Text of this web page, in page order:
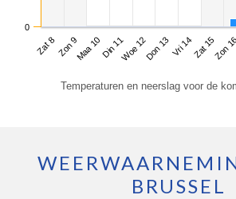
Zat 8Zon 9Maa 10Din 11Woe 12Don 13Vri 14Zat 15Zon 16
0
Temperaturen en neerslag voor de
BRUSSEL